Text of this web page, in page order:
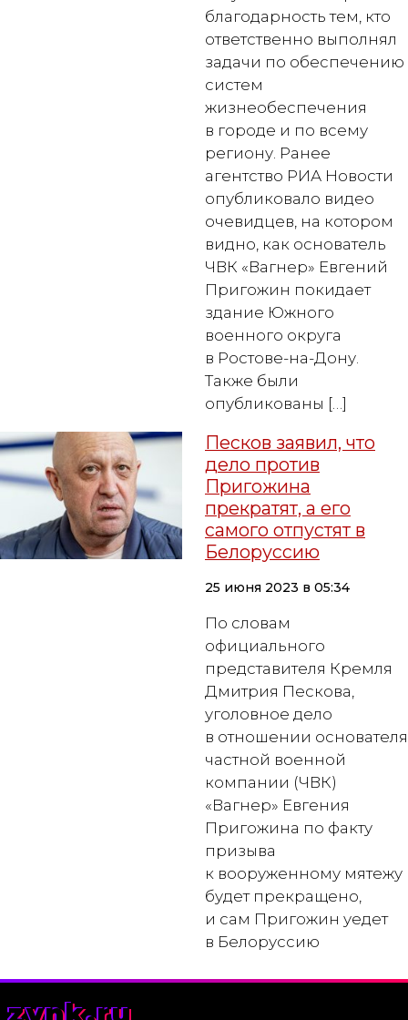
благодарность тем, кто
ответственно выполнял
задачи по обеспечению
систем
жизнеобеспечения
в городе и по всему
региону. Ранее
агентство РИА Новости
опубликовало видео
очевидцев, на котором
видно, как основатель
ЧВК «Вагнер» Евгений
Пригожин покидает
здание Южного
военного округа
в Ростове-на-Дону.
Также были
опубликованы […]
Песков заявил, что
дело против
Пригожина
прекратят, а его
самого отпустят в
Белоруссию
25 июня 2023 в 05:34
По словам
официального
представителя Кремля
Дмитрия Пескова,
уголовное дело
в отношении основателя
частной военной
компании (ЧВК)
«Вагнер» Евгения
Пригожина по факту
призыва
к вооруженному мятежу
будет прекращено,
и сам Пригожин уедет
в Белоруссию